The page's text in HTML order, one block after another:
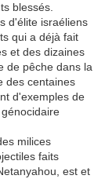
blessés.
d'élite israéliens
qui a déjà fait
et des dizaines
de pêche dans la
des centaines
d'exemples de
milices
faits
est et